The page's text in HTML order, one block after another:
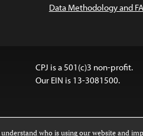
Data Methodology and
CPJ is a 501(c)3 non-profit.
Our EIN is 13-3081500.